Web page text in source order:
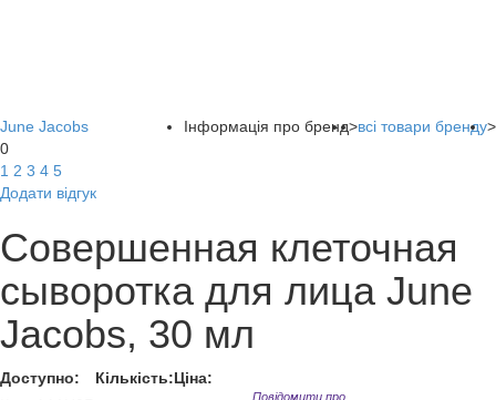
Інформація про бренд>всі товари бренду>
June Jacobs
0
1 2 3 4 5
Додати відгук
Совершенная клеточная
сыворотка для лица June
Jacobs, 30 мл
Доступно: Кількість:Ціна:
Повідомити про